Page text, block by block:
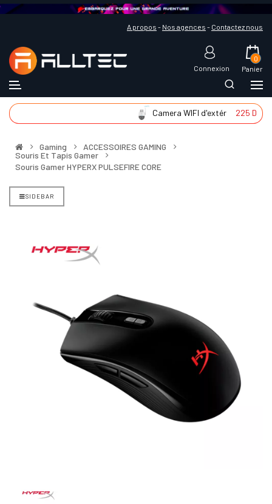
A propos - Nos agences - Contactez nous
Connexion Panier
0
Camera WIFI d'extér 225 DT
Gaming
ACCESSOIRES GAMING
Souris Et Tapis Gamer
Souris Gamer HYPERX PULSEFIRE CORE
SIDEBAR